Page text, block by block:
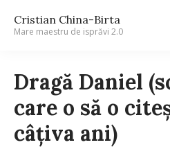
Cristian China-Birta
Mare maestru de isprăvi 2.0
Dragă Daniel
care o să o
câţiva ani)